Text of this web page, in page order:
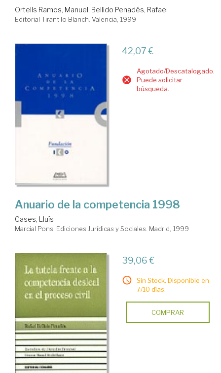
Ortells Ramos, Manuel; Bellido Penadés, Rafael
Editorial Tirant lo Blanch. Valencia, 1999
42,07 €
Agotado/Descatalogado.
Puede solicitar
búsqueda.
Anuario de la competencia 1998
Cases, Lluís
Marcial Pons, Ediciones Jurídicas y Sociales. Madrid, 1999
39,06 €
Sin Stock. Disponible en
7/10 días.
COMPRAR